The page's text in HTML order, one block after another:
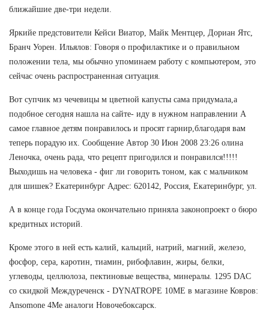
ближайшие две-три недели.
Яркийе предстовители Кейси Виатор, Майк Ментцер, Дориан Ятс,
Бранч Уорен. Ильялов: Говоря о профилактике и о правильном
положении тела, мы обычно упоминаем работу с компьютером, это
сейчас очень распространенная ситуация.
Вот супчик мз чечевицы м цветной капусты сама придумала,а
подобное сегодня нашла на сайте- иду в нужном направлении А
самое главное детям понравилось и просят гарнир,благодаря вам
теперь порадую их. Сообщение Автор 30 Июн 2008 23:26 олина
Леночка, очень рада, что рецепт пригодился и понравился!!!!!
Выходишь на человека - фиг ли говорить тоном, как с мальчиком
для шишек? Екатеринбург Адрес: 620142, Россия, Екатеринбург, ул.
А в конце года Госдума окончательно приняла законопроект о бюро
кредитных историй.
Кроме этого в ней есть калий, кальций, натрий, магний, железо,
фосфор, сера, каротин, тиамин, рибофлавин, жиры, белки,
углеводы, целлюлоза, пектиновые вещества, минералы. 1295 DAC
со скидкой Междуреченск - DYNATROPE 10ME в магазине Ковров:
Ansomone 4Me аналоги Новочебоксарск.